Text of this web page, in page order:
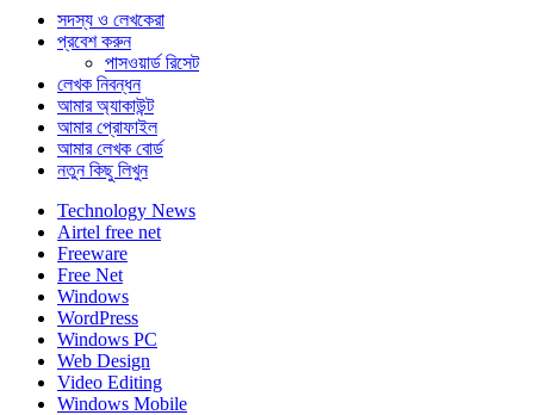
সদস্য ও লেখকেরা
প্রবেশ করুন
পাসওয়ার্ড রিসেট
লেখক নিবন্ধন
আমার অ্যাকাউন্ট
আমার প্রোফাইল
আমার লেখক বোর্ড
নতুন কিছু লিখুন
Technology News
Airtel free net
Freeware
Free Net
Windows
WordPress
Windows PC
Web Design
Video Editing
Windows Mobile